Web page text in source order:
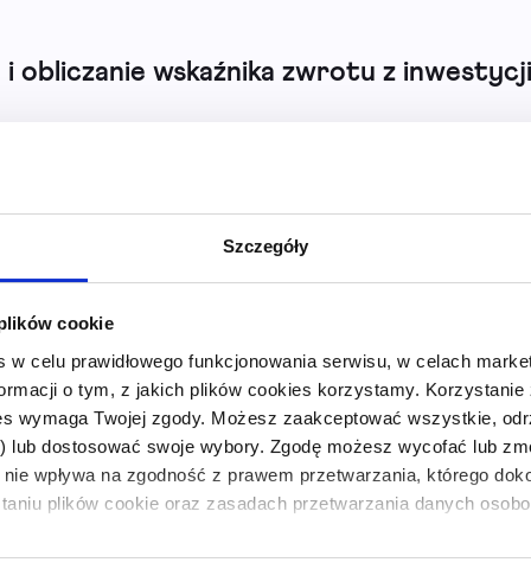
Szczegóły
cookie
celu prawidłowego funkcjonowania serwisu, w celach
o tym, z jakich plików cookies korzystamy. Korzystanie
wymaga Twojej zgody. Możesz zaakceptować wszystkie,
lub dostosować swoje wybory. Zgodę możesz wycofać lub
wpływa na zgodność z prawem przetwarzania, którego
plików cookie oraz zasadach przetwarzania danych
obliczanie wskaźnika zwrotu z
/ Koszt inwestycji × 100%
koszt inwestycji od uzyskanych przychodów, a
procentach. Przykład: firma wydała 20 000 zł na
60 000 zł. ROI dla tej inwestycji wynosi: (60 000 – 20
zainwestowana w reklamę przyniosła dodatkowe 2 złote
prawidłowo obliczyć wskaźnik ROI oznacza
zespołu, podatkach czy opłatach transakcyjnych. Jeśli
warto traktować ROI jako narzędzie do oceny